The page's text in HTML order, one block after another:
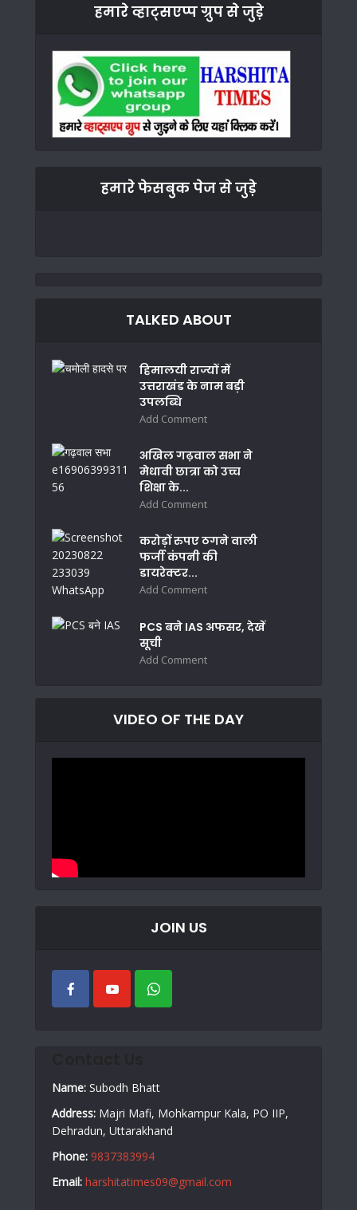
हमारे व्हाट्सएप्प ग्रुप से जुड़े
हमारे फेसबुक पेज से जुड़े
TALKED ABOUT
हिमालयी राज्यों में
उत्तराखंड के नाम बड़ी
उपलब्धि
Add Comment
अखिल गढ़वाल सभा ने
मेधावी छात्रा को उच्च
शिक्षा के...
Add Comment
करोड़ों रुपए ठगने वाली
फर्जी कंपनी की
डायरेक्टर...
Add Comment
PCS बने IAS अफसर, देखें
सूची
Add Comment
VIDEO OF THE DAY
JOIN US
Name: Subodh Bhatt
Address: Majri Mafi, Mohkampur Kala, PO IIP,
Dehradun, Uttarakhand
Phone: 9837383994
Email: harshitatimes09@gmail.com